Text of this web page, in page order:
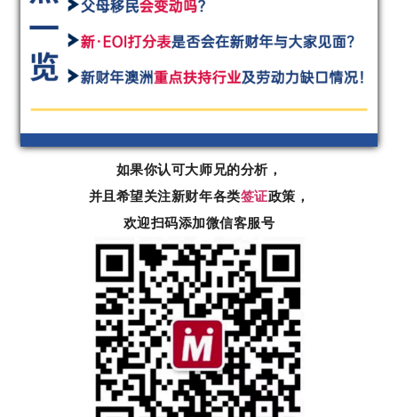
如果你认可大师兄的分析，
并且希望关注新财年各类签证政策，
欢迎扫码添加微信客服号